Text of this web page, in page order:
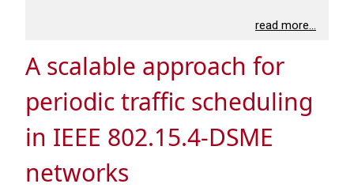
read more...
A scalable approach for
periodic traffic scheduling
in IEEE 802.15.4-DSME
networks